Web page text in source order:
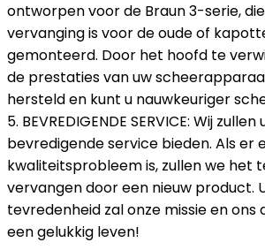
ontworpen voor de Braun 3-serie,
vervanging is voor de oude of
gemonteerd. Door het hoofd te
de prestaties van uw
hersteld en kunt u nauwkeuriger
5. BEVREDIGENDE SERVICE: Wij zullen
bevredigende service bieden. Als er
kwaliteitsprobleem is, zullen we het
vervangen door een nieuw product.
tevredenheid zal onze missie en ons
een gelukkig leven!